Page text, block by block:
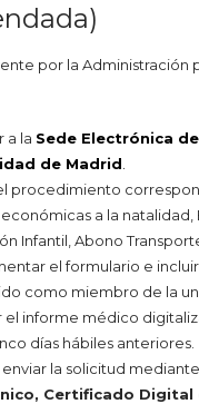
por la Administración
a la Sede Electrónica
de Madrid
procedimiento
económicas a la natalidad,
Infantil, Abono
el formulario e
como miembro de la
el informe médico
días hábiles anteriores.
enviar la solicitud mediante
Certificado Digital